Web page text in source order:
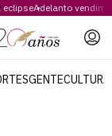
eclipseAdelanto
GENTECULTURA